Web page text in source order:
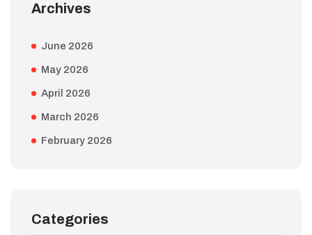
Archives
June 2026
May 2026
April 2026
March 2026
February 2026
Categories